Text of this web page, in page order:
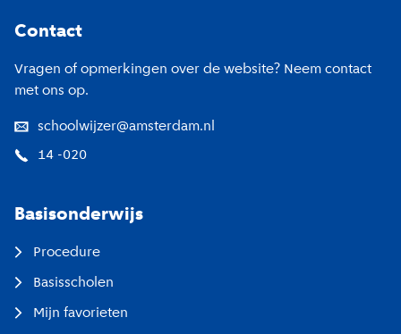
Contact
Vragen of opmerkingen over de website? Neem contact
met ons op.
schoolwijzer@amsterdam.nl
14 -020
Basisonderwijs
Procedure
Basisscholen
Mijn favorieten